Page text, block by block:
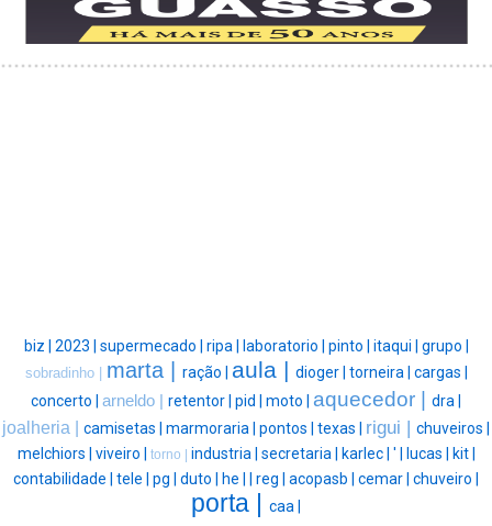
biz | 2023 | supermecado | ripa | laboratorio | pinto | itaqui | grupo |
sobradinho | marta | ração | aula | dioger | torneira | cargas |
concerto | arneldo | retentor | pid | moto | aquecedor | dra |
joalheria | camisetas | marmoraria | pontos | texas | rigui | chuveiros |
melchiors | viveiro | torno | industria | secretaria | karlec | ' | lucas |
kit |
contabilidade | tele | pg | duto | he | reg | acopasb | cemar | chuveiro |
porta | caa |